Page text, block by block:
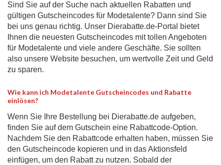
Sind Sie auf der Suche nach aktuellen Rabatten und
gültigen Gutscheincodes für Modetalente? Dann sind Sie
bei uns genau richtig. Unser Dierabatte.de-Portal bietet
Ihnen die neuesten Gutscheincodes mit tollen Angeboten
für Modetalente und viele andere Geschäfte. Sie sollten
also unsere Website besuchen, um wertvolle Zeit und Geld
zu sparen.
Wie kann ich Modetalente Gutscheincodes und Rabatte
einlösen?
Wenn Sie Ihre Bestellung bei Dierabatte.de aufgeben,
finden Sie auf dem Gutschein eine Rabattcode-Option.
Nachdem Sie den Rabattcode erhalten haben, müssen Sie
den Gutscheincode kopieren und in das Aktionsfeld
einfügen, um den Rabatt zu nutzen. Sobald der